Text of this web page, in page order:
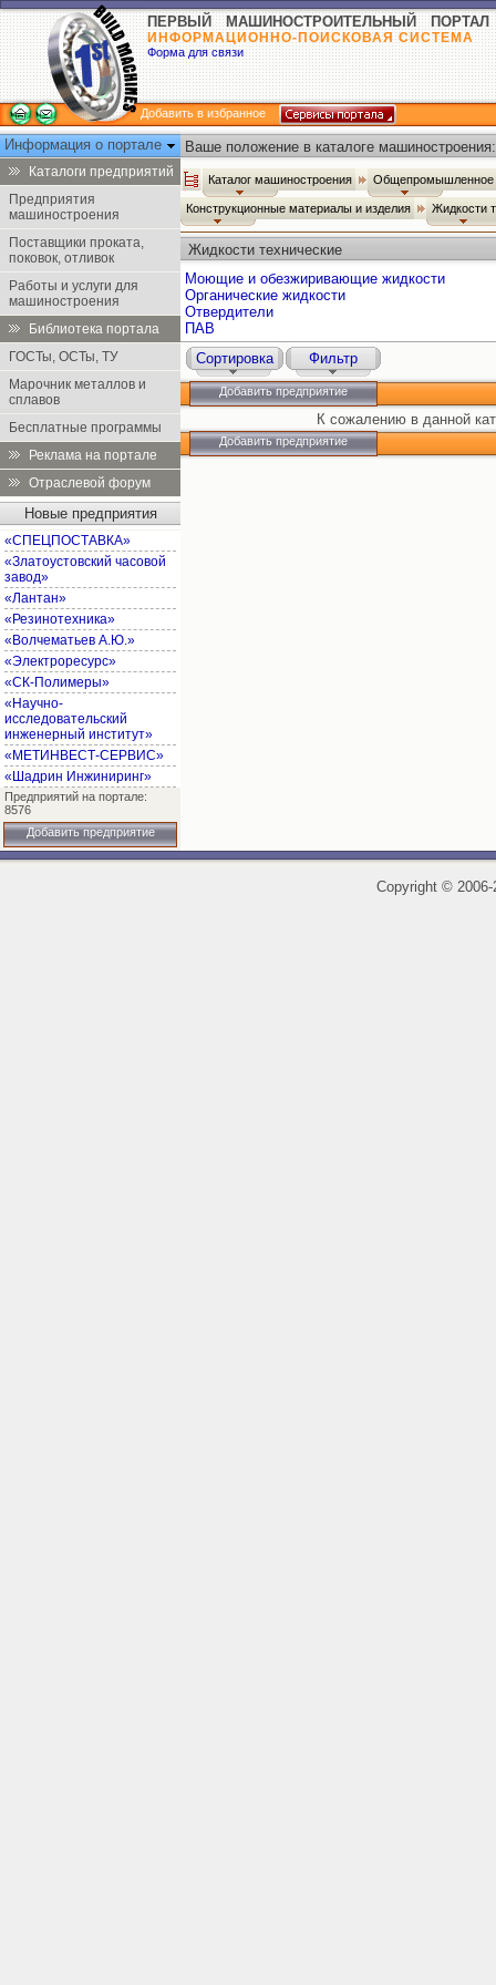
ПЕРВЫЙ МАШИНОСТРОИТЕЛЬНЫЙ ПОРТАЛ
ИНФОРМАЦИОННО-ПОИСКОВАЯ СИСТЕМА
Форма для связи
Добавить в избранное
Информация о портале
Каталоги предприятий
Предприятия
машиностроения
Поставщики проката,
поковок, отливок
Работы и услуги для
машиностроения
Библиотека портала
ГОСТы, ОСТы, ТУ
Марочник металлов и
сплавов
Бесплатные программы
Реклама на портале
Отраслевой форум
Новые предприятия
«СПЕЦПОСТАВКА»
«Златоустовский часовой
завод»
«Лантан»
«Резинотехника»
«Волчематьев А.Ю.»
«Электроресурс»
«СК-Полимеры»
«Научно-
исследовательский
инженерный институт»
«МЕТИНВЕСТ-СЕРВИС»
«Шадрин Инжиниринг»
Предприятий на портале:
8576
Добавить предприятие
Ваше положение в каталоге машиностроения:
Каталог машиностроения Общепромышленное
Конструкционные материалы и изделия Жидкости
Жидкости технические
Моющие и обезжиривающие жидкости
Органические жидкости
Отвердители
ПАВ
Сортировка
Фильтр
Добавить предприятие
К сожалению в данной
Добавить предприятие
Copyright ©